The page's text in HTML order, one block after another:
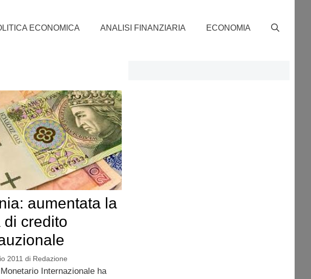
ECONOMICA ANALISI FINANZIARIA ECONOMIA
aumentata la
di credito
2011 di Redazione
Internazionale ha